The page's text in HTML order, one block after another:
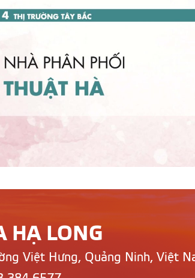
HẠ LONG
Việt Hưng, Quảng Ninh, Việt